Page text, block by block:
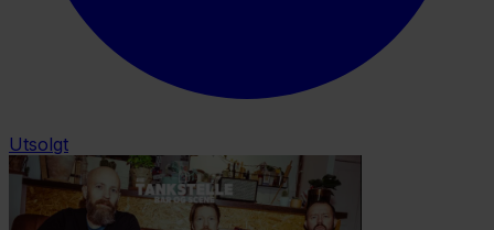
Utsolgt